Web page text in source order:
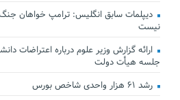
دیپلمات سابق انگلیس:‌ ترامپ خواهان جنگ
نیست
ارائه گزارش وزیر علوم درباره اعتراضات
جلسه هیأت دولت
رشد ۶۱ هزار واحدی شاخص بورس